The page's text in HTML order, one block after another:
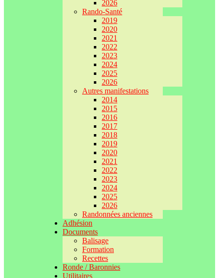
2026
Rando-Santé
2019
2020
2021
2022
2023
2024
2025
2026
Autres manifestations
2014
2015
2016
2017
2018
2019
2020
2021
2022
2023
2024
2025
2026
Randonnées anciennes
Adhésion
Documents
Balisage
Formation
Recettes
Ronde / Baronnies
Utilitaires